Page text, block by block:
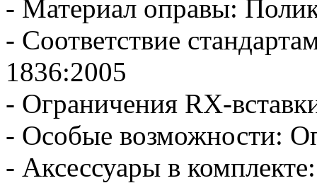
- Материал оправы:
- Соответствие
1836:2005
- Ограничения RX-
- Особые возможности:
- Аксессуары в